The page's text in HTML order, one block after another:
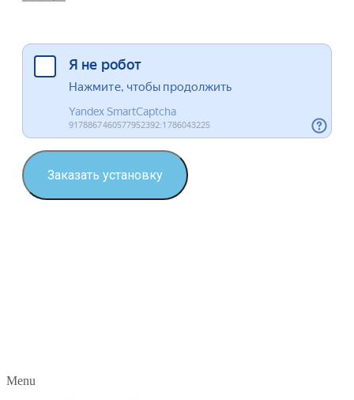
Заказать установку
Menu